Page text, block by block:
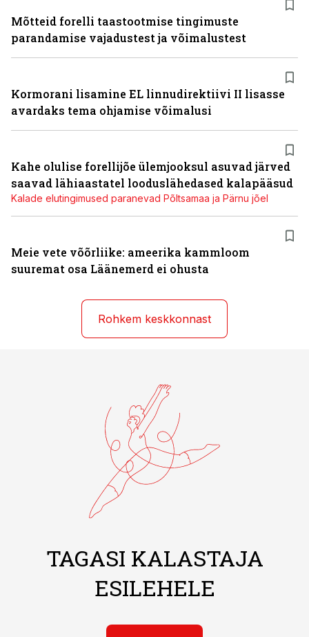
Mõtteid forelli taastootmise tingimuste
parandamise vajadustest ja võimalustest
Kormorani lisamine EL linnudirektiivi II lisasse
avardaks tema ohjamise võimalusi
Kahe olulise forellijõe ülemjooksul asuvad järved
saavad lähiaastatel looduslähedased kalapääsud
Kalade elutingimused paranevad Põltsamaa ja Pärnu jõel
Meie vete võõrliike: ameerika kammloom
suuremat osa Läänemerd ei ohusta
Rohkem keskkonnast
TAGASI KALASTAJA
ESILEHELE